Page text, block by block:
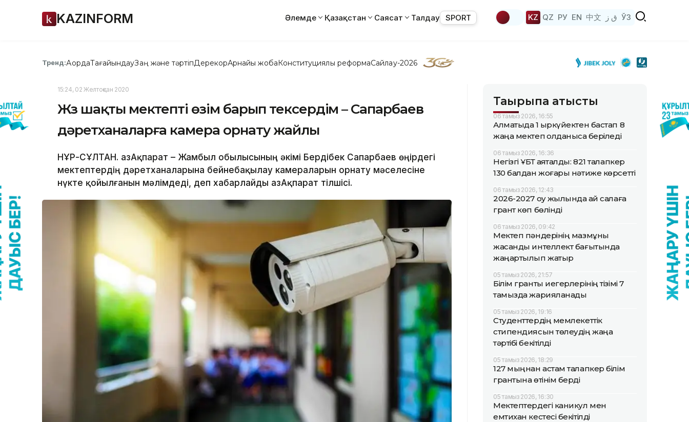
KAZINFORM Әлемде Қазақстан Саясат Талдау SPORT KZ QZ РУ EN 中文 ق ز ЎЗ
Тренд:АқордаТағайындауЗаң және тәртіпДерекқорАрнайы жобаКонституциялық реформаСайлау-2026
15:24, 02 Желтоқсан 2020
Жүз шақты мектепті өзім барып тексердім – Сапарбаев
дәретханаларға камера орнату жайлы
НҰР-СҰЛТАН. ҚазАқпарат – Жамбыл обылысының әкімі Бердібек Сапарбаев өңірдегі
мектептердің дәретханаларына бейнебақылау камераларын орнату мәселесіне
нүкте қойылғанын мәлімдеді, деп хабарлайды ҚазАқпарат тілшісі.
Тақырыпқа қатысты
06 тамыз 2026, 16:55
Алматыда 1 қыркүйектен бастап 8
жаңа мектеп қолданысқа беріледі
06 тамыз 2026, 16:36
Негізгі ҰБТ аяқталды: 821 талапкер
130 балдан жоғары нәтиже көрсетті
06 тамыз 2026, 12:43
2026-2027 оқу жылында қай салаға
грант көп бөлінді
06 тамыз 2026, 09:42
Мектеп пәндерінің мазмұны
жасанды интеллект бағытында
жаңартылып жатыр
05 тамыз 2026, 21:57
Білім гранты иегерлерінің тізімі 7
тамызда жарияланады
05 тамыз 2026, 19:16
Студенттердің мемлекеттік
стипендиясын төлеудің жаңа
тәртібі бекітілді
05 тамыз 2026, 18:29
127 мыңнан астам талапкер білім
грантына өтінім берді
05 тамыз 2026, 16:30
Мектептердегі каникул мен
емтихан кестесі бекітілді